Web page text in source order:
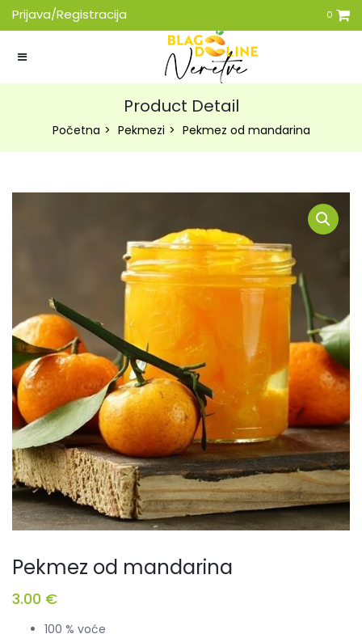
Prijava/Registracija 0
Product Detail
Početna Pekmezi Pekmez od mandarina
Pekmez od mandarina
3.00 €
100 % voće